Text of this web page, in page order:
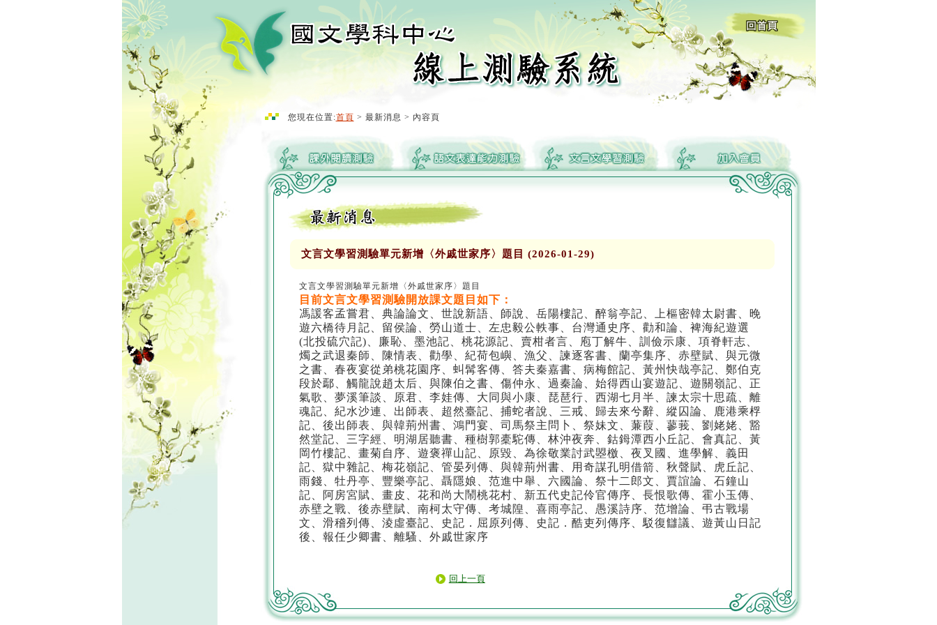
您現在位置:首頁 > 最新消息 > 內容頁
文言文學習測驗單元新增〈外戚世家序〉題目 (2026-01-29)
文言文學習測驗單元新增〈外戚世家序〉題目
目前文言文學習測驗開放課文題目如下：
馮諼客孟嘗君、典論論文、世說新語、師說、岳陽樓記、醉翁亭記、上樞密韓太尉書、晚
遊六橋待月記、留侯論、勞山道士、左忠毅公軼事、台灣通史序、勸和論、裨海紀遊選
(北投硫穴記)、廉恥、墨池記、桃花源記、賣柑者言、庖丁解牛、訓儉示康、項脊軒志、
燭之武退秦師、陳情表、勸學、紀荷包嶼、漁父、諫逐客書、蘭亭集序、赤壁賦、與元微
之書、春夜宴從弟桃花園序、虯髯客傳、答夫秦嘉書、病梅館記、黃州快哉亭記、鄭伯克
段於鄢、觸龍說趙太后、與陳伯之書、傷仲永、過秦論、始得西山宴遊記、遊關嶺記、正
氣歌、夢溪筆談、原君、李娃傳、大同與小康、琵琶行、西湖七月半、諫太宗十思疏、離
魂記、紀水沙連、出師表、超然臺記、捕蛇者說、三戒、歸去來兮辭、縱囚論、鹿港乘桴
記、後出師表、與韓荊州書、鴻門宴、司馬祭主問卜、祭妹文、蒹葭、蓼莪、劉姥姥、豁
然堂記、三字經、明湖居聽書、種樹郭橐駝傳、林沖夜奔、鈷鉧潭西小丘記、會真記、黃
岡竹樓記、畫菊自序、遊褒禪山記、原毀、為徐敬業討武曌檄、夜叉國、進學解、義田
記、獄中雜記、梅花嶺記、管晏列傳、與韓荊州書、用奇謀孔明借箭、秋聲賦、虎丘記、
雨錢、牡丹亭、豐樂亭記、聶隱娘、范進中舉、六國論、祭十二郎文、賈誼論、石鐘山
記、阿房宮賦、畫皮、花和尚大鬧桃花村、新五代史記伶官傳序、長恨歌傳、霍小玉傳、
赤壁之戰、後赤壁賦、南柯太守傳、考城隍、喜雨亭記、愚溪詩序、范增論、弔古戰場
文、滑稽列傳、淩虛臺記、史記．屈原列傳、史記．酷吏列傳序、駁復讎議、遊黃山日記
後、報任少卿書、離騷、外戚世家序
回上一頁